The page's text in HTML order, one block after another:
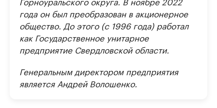
года он был преобразован в акционерное
общество. До этого (с 1996 года) работал
как Государственное унитарное
предприятие Свердловской области.
Генеральным директором предприятия
является Андрей Волошенко.